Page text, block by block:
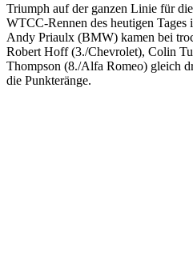
Triumph auf der ganzen Linie für
WTCC-Rennen des heutigen
Andy Priaulx (BMW) kamen bei
Robert Hoff (3./Chevrolet), Colin
Thompson (8./Alfa Romeo) gleich
die Punkteränge.